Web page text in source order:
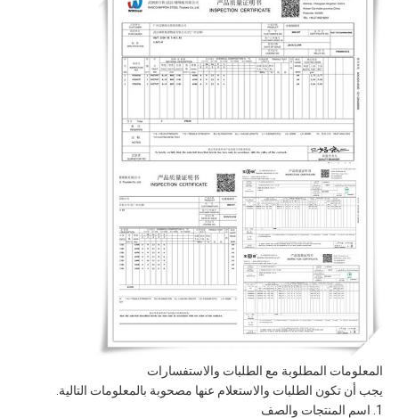
المعلومات المطلوبة مع الطلبات والاستفسارات
يجب أن تكون الطلبات والاستعلام عنها مصحوبة بالمعلومات التالية.
1. اسم المنتجات والصف